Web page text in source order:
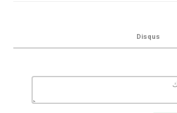
, مشاهدة Sooryavanshi , تحميل فيلم
Disqus